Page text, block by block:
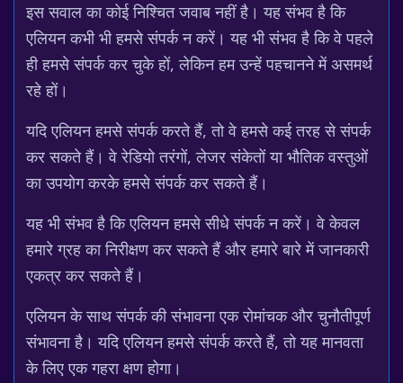
इस सवाल का कोई निश्चित जवाब नहीं है। यह संभव है कि
एलियन कभी भी हमसे संपर्क न करें। यह भी संभव है कि वे पहले
ही हमसे संपर्क कर चुके हों, लेकिन हम उन्हें पहचानने में असमर्थ
रहे हों।
यदि एलियन हमसे संपर्क करते हैं, तो वे हमसे कई तरह से संपर्क
कर सकते हैं। वे रेडियो तरंगों, लेजर संकेतों या भौतिक वस्तुओं
का उपयोग करके हमसे संपर्क कर सकते हैं।
यह भी संभव है कि एलियन हमसे सीधे संपर्क न करें। वे केवल
हमारे ग्रह का निरीक्षण कर सकते हैं और हमारे बारे में जानकारी
एकत्र कर सकते हैं।
एलियन के साथ संपर्क की संभावना एक रोमांचक और चुनौतीपूर्ण
संभावना है। यदि एलियन हमसे संपर्क करते हैं, तो यह मानवता
के लिए एक गहरा क्षण होगा।